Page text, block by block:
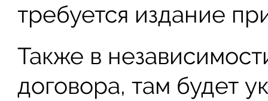
требуется издание
Также в
договора, там будет